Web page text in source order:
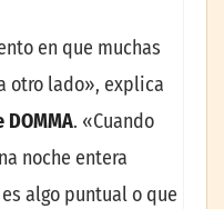
en que muchas
otro lado», explica
. «Cuando
noche entera
algo puntual o que